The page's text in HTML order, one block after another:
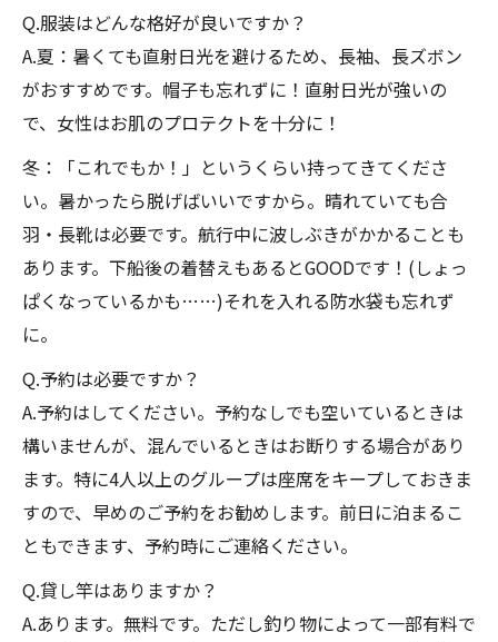
Q.服装はどんな格好が良いですか？
A.夏：暑くても直射日光を避けるため、長袖、長ズボン
がおすすめです。帽子も忘れずに！直射日光が強いの
で、女性はお肌のプロテクトを十分に！
冬：「これでもか！」というくらい持ってきてくださ
い。暑かったら脱げばいいですから。晴れていても合
羽・長靴は必要です。航行中に波しぶきがかかることも
あります。下船後の着替えもあるとGOODです！(しょっ
ぱくなっているかも……)それを入れる防水袋も忘れず
に。
Q.予約は必要ですか？
A.予約はしてください。予約なしでも空いているときは
構いませんが、混んでいるときはお断りする場合があり
ます。特に4人以上のグループは座席をキープしておきま
すので、早めのご予約をお勧めします。前日に泊まるこ
ともできます、予約時にご連絡ください。
Q.貸し竿はありますか？
A.あります。無料です。ただし釣り物によって一部有料で